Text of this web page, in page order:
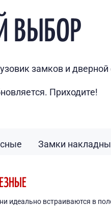
ВЫБОР
замков и дверной
Приходите!
Замки
идеально встраиваются в